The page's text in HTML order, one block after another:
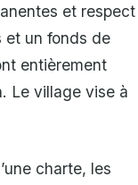
et respect
et un fonds de
entièrement
Le village vise à
charte, les